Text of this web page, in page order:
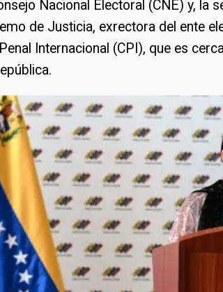
Nacional Electoral (CNE) y, la
de Justicia, exrectora del ente
Internacional (CPI), que es